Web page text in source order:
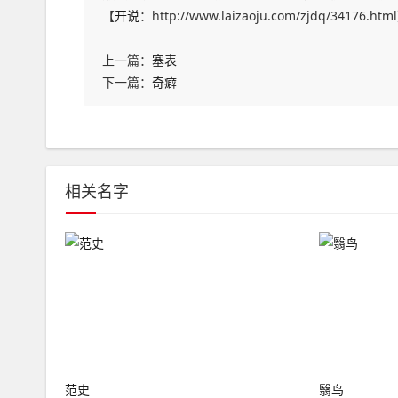
【开说：http://www.laizaoju.com/zjdq/34176.html
上一篇： 塞表
下一篇： 奇癖
相关名字
范史 翳鸟